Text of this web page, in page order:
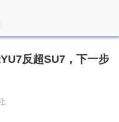
反超SU7，下一步